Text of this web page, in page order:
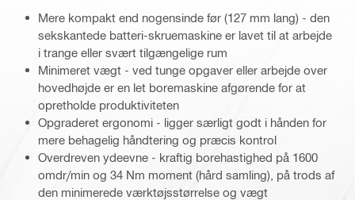
Mere kompakt end nogensinde før (127 mm lang) - den
sekskantede batteri-skruemaskine er lavet til at arbejde
i trange eller svært tilgængelige rum
Minimeret vægt - ved tunge opgaver eller arbejde over
hovedhøjde er en let boremaskine afgørende for at
opretholde produktiviteten
Opgraderet ergonomi - ligger særligt godt i hånden for
mere behagelig håndtering og præcis kontrol
Overdreven ydeevne - kraftig borehastighed på 1600
omdr/min og 34 Nm moment (hård samling), på trods af
den minimerede værktøjsstørrelse og vægt